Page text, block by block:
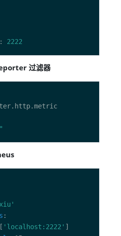
: 2222
过滤器
'localhost:2222'